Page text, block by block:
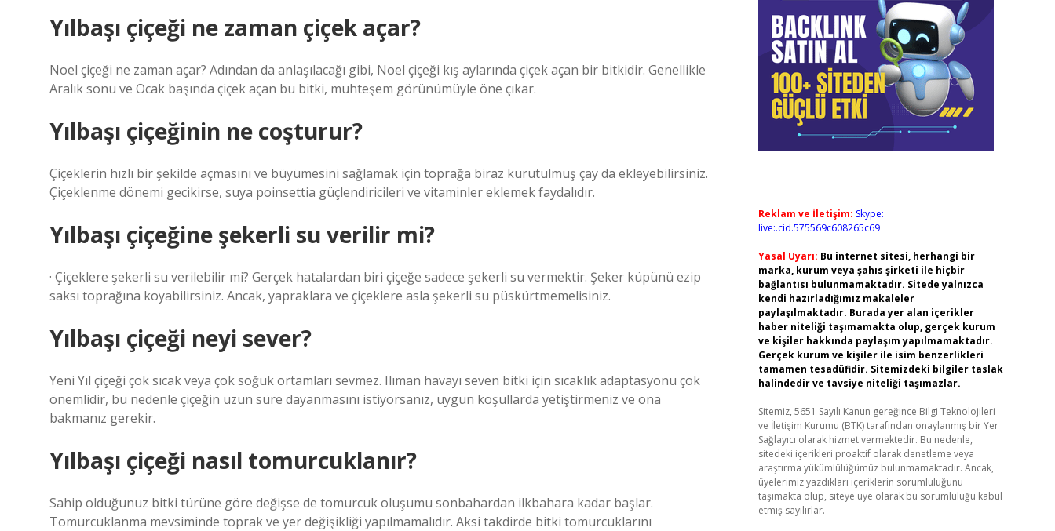
Yılbaşı çiçeği ne zaman çiçek açar?
Noel çiçeği ne zaman açar? Adından da anlaşılacağı gibi, Noel çiçeği kış aylarında çiçek açan bir bitkidir. Genellikle
Aralık sonu ve Ocak başında çiçek açan bu bitki, muhteşem görünümüyle öne çıkar.
Yılbaşı çiçeğinin ne coşturur?
Çiçeklerin hızlı bir şekilde açmasını ve büyümesini sağlamak için toprağa biraz kurutulmuş çay da ekleyebilirsiniz.
Çiçeklenme dönemi gecikirse, suya poinsettia güçlendiricileri ve vitaminler eklemek faydalıdır.
Yılbaşı çiçeğine şekerli su verilir mi?
· Çiçeklere şekerli su verilebilir mi? Gerçek hatalardan biri çiçeğe sadece şekerli su vermektir. Şeker küpünü ezip
saksı toprağına koyabilirsiniz. Ancak, yapraklara ve çiçeklere asla şekerli su püskürtmemelisiniz.
Yılbaşı çiçeği neyi sever?
Yeni Yıl çiçeği çok sıcak veya çok soğuk ortamları sevmez. Ilıman havayı seven bitki için sıcaklık adaptasyonu çok
önemlidir, bu nedenle çiçeğin uzun süre dayanmasını istiyorsanız, uygun koşullarda yetiştirmeniz ve ona
bakmanız gerekir.
Yılbaşı çiçeği nasıl tomurcuklanır?
Sahip olduğunuz bitki türüne göre değişse de tomurcuk oluşumu sonbahardan ilkbahara kadar başlar.
Tomurcuklanma mevsiminde toprak ve yer değişikliği yapılmamalıdır. Aksi takdirde bitki tomurcuklarını
Reklam ve İletişim: Skype:
live:.cid.575569c608265c69
Yasal Uyarı: Bu internet sitesi, herhangi bir
marka, kurum veya şahıs şirketi ile hiçbir
bağlantısı bulunmamaktadır. Sitede yalnızca
kendi hazırladığımız makaleler
paylaşılmaktadır. Burada yer alan içerikler
haber niteliği taşımamakta olup, gerçek kurum
ve kişiler hakkında paylaşım yapılmamaktadır.
Gerçek kurum ve kişiler ile isim benzerlikleri
tamamen tesadüfidir. Sitemizdeki bilgiler taslak
halindedir ve tavsiye niteliği taşımazlar.
Sitemiz, 5651 Sayılı Kanun gereğince Bilgi Teknolojileri
ve İletişim Kurumu (BTK) tarafından onaylanmış bir Yer
Sağlayıcı olarak hizmet vermektedir. Bu nedenle,
sitedeki içerikleri proaktif olarak denetleme veya
araştırma yükümlülüğümüz bulunmamaktadır. Ancak,
üyelerimiz yazdıkları içeriklerin sorumluluğunu
taşımakta olup, siteye üye olarak bu sorumluluğu kabul
etmiş sayılırlar.